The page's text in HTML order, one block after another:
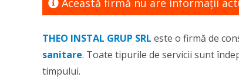
Această firmă nu are informaţii
THEO INSTAL GRUP SRL este o firmă de
sanitare. Toate tipurile de servicii sunt
timpului.